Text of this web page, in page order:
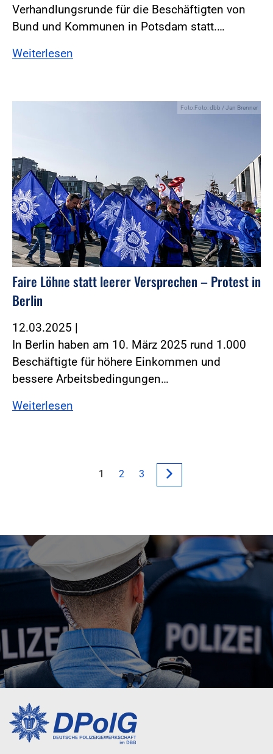
Verhandlungsrunde für die Beschäftigten von
Bund und Kommunen in Potsdam statt.…
Weiterlesen
Foto:Foto: dbb / Jan Brenner
Faire Löhne statt leerer Versprechen – Protest in
Berlin
12.03.2025 |
In Berlin haben am 10. März 2025 rund 1.000
Beschäftigte für höhere Einkommen und
bessere Arbeitsbedingungen…
Weiterlesen
1 2 3